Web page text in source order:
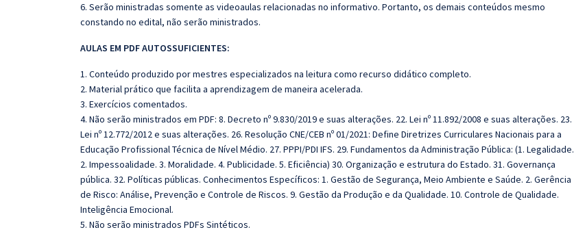
6. Serão ministradas somente as videoaulas relacionadas no informativo. Portanto, os demais conteúdos mesmo
constando no edital, não serão ministrados.
AULAS EM PDF AUTOSSUFICIENTES:
1. Conteúdo produzido por mestres especializados na leitura como recurso didático completo.
2. Material prático que facilita a aprendizagem de maneira acelerada.
3. Exercícios comentados.
4. Não serão ministrados em PDF: 8. Decreto nº 9.830/2019 e suas alterações. 22. Lei nº 11.892/2008 e suas alterações. 23.
Lei nº 12.772/2012 e suas alterações. 26. Resolução CNE/CEB nº 01/2021: Define Diretrizes Curriculares Nacionais para a
Educação Profissional Técnica de Nível Médio. 27. PPPI/PDI IFS. 29. Fundamentos da Administração Pública: (1. Legalidade.
2. Impessoalidade. 3. Moralidade. 4. Publicidade. 5. Eficiência) 30. Organização e estrutura do Estado. 31. Governança
pública. 32. Políticas públicas. Conhecimentos Específicos: 1. Gestão de Segurança, Meio Ambiente e Saúde. 2. Gerência
de Risco: Análise, Prevenção e Controle de Riscos. 9. Gestão da Produção e da Qualidade. 10. Controle de Qualidade.
Inteligência Emocional.
5. Não serão ministrados PDFs Sintéticos.